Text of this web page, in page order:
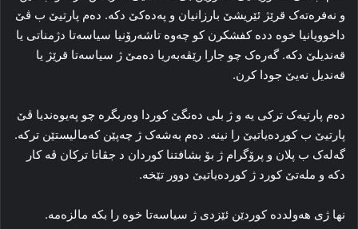
و نه‌فره‌ته‌ک قرێژ ئێریشێ بارزانیان و پەدەکێ دکه‌. ده‌م پارتیێ ب ڤێ
داخوویانیا خوه‌ دده‌ کفشکرن کو چه‌وه‌ تاشه‌رۆنیا سیاسه‌تا دژمناتی یا
قه‌ندیلێ دکه‌. گه‌ره‌ک چو جارا رێڤه‌به‌ریا ده‌مێ ژ سیاسه‌تا قرێژ یا
قه‌ندیل نه‌یێ جودا کرن.
ده‌م پارتیه‌ک ترکی یه‌ و ژ بلی ده‌نگێ کوردا وه‌ربگره‌ چو پەیوه‌ندیا ڤێ
پارتیێ ب کورده‌یاتیێ را نینە. ده‌م به‌شه‌ک ژ چه‌پێن که‌مالیستێن ترکه‌.
گه‌له‌ک ب پلان و پرۆگرام ژ بۆ بشافتنا کوردان د جڤاتا ترکان ڤه‌ کار
دکه‌ و مله‌تێ کورد ژ کورده‌یاتیێ دوور تێخه‌.
نها ژی هه‌ولدده‌ کوردێن ئێزدی ژ سیاسه‌تا خوه‌ را بکه‌ مالزه‌مه‌.